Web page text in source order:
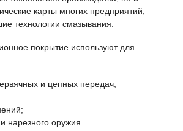
карты многих предприятий,
технологии смазывания.
покрытие используют для
и цепных передач;
нарезного оружия.